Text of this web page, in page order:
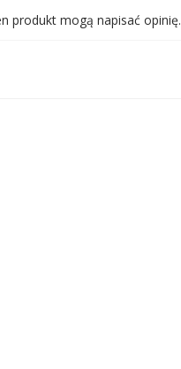
produkt mogą napisać opinię.